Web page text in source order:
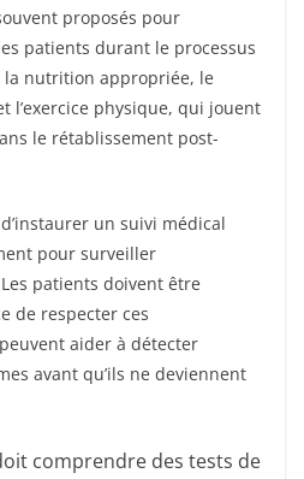
proposés pour
patients durant le processus
nutrition appropriée, le
l’exercice physique, qui jouent
le rétablissement post-
un suivi médical
pour surveiller
patients doivent être
de respecter ces
aider à détecter
avant qu’ils ne deviennent
comprendre des tests de